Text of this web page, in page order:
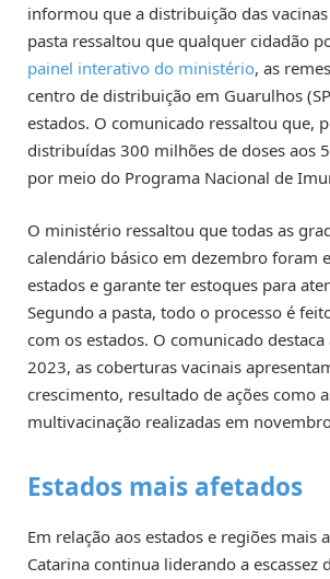
informou que a distribuição das
pasta ressaltou que qualquer cidadão
painel interativo do ministério, as
centro de distribuição em Guarulhos
estados. O comunicado ressaltou que,
distribuídas 300 milhões de doses aos
por meio do Programa Nacional de
O ministério ressaltou que todas as
calendário básico em dezembro foram
estados e garante ter estoques para
Segundo a pasta, todo o processo é
com os estados. O comunicado
2023, as coberturas vacinais
crescimento, resultado de ações como
multivacinação realizadas em
Estados mais afetados
Em relação aos estados e regiões mais
Catarina continua liderando a escassez